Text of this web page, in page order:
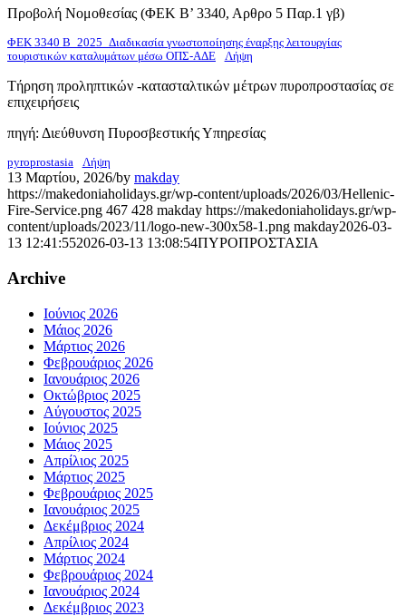
Προβολή Νομοθεσίας (ΦΕΚ Β’ 3340, Αρθρο 5 Παρ.1 γβ)
ΦΕΚ 3340 Β_2025_Διαδικασία γνωστοποίησης έναρξης λειτουργίας
τουριστικών καταλυμάτων μέσω ΟΠΣ-ΑΔΕ
Λήψη
Τήρηση προληπτικών -κατασταλτικών μέτρων πυροπροστασίας σε
επιχειρήσεις
πηγή: Διεύθυνση Πυροσβεστικής Υπηρεσίας
pyroprostasia Λήψη
13 Μαρτίου, 2026/by makday
https://makedoniaholidays.gr/wp-content/uploads/2026/03/Hellenic-
Fire-Service.png 467 428 makday https://makedoniaholidays.gr/wp-
content/uploads/2023/11/logo-new-300x58-1.png makday2026-03-
13 12:41:552026-03-13 13:08:54ΠΥΡΟΠΡΟΣΤΑΣΙΑ
Archive
Ιούνιος 2026
Μάιος 2026
Μάρτιος 2026
Φεβρουάριος 2026
Ιανουάριος 2026
Οκτώβριος 2025
Αύγουστος 2025
Ιούνιος 2025
Μάιος 2025
Απρίλιος 2025
Μάρτιος 2025
Φεβρουάριος 2025
Ιανουάριος 2025
Δεκέμβριος 2024
Απρίλιος 2024
Μάρτιος 2024
Φεβρουάριος 2024
Ιανουάριος 2024
Δεκέμβριος 2023